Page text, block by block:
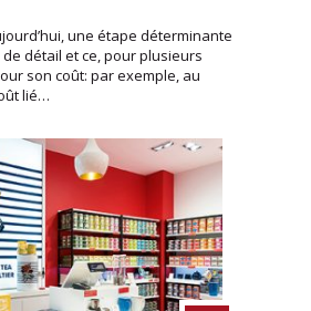
une étape déterminante
détail et ce, pour plusieurs
son coût: par exemple, au
lié…